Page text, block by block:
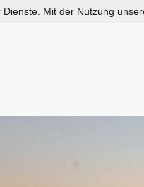
Mit der Nutzung